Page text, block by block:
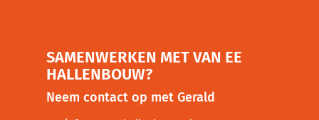
SAMENWERKEN MET VAN EE
HALLENBOUW?
Neem contact op met Gerald